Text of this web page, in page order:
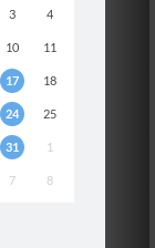
3 4
10 11
17 18
24 25
31 1
7 8